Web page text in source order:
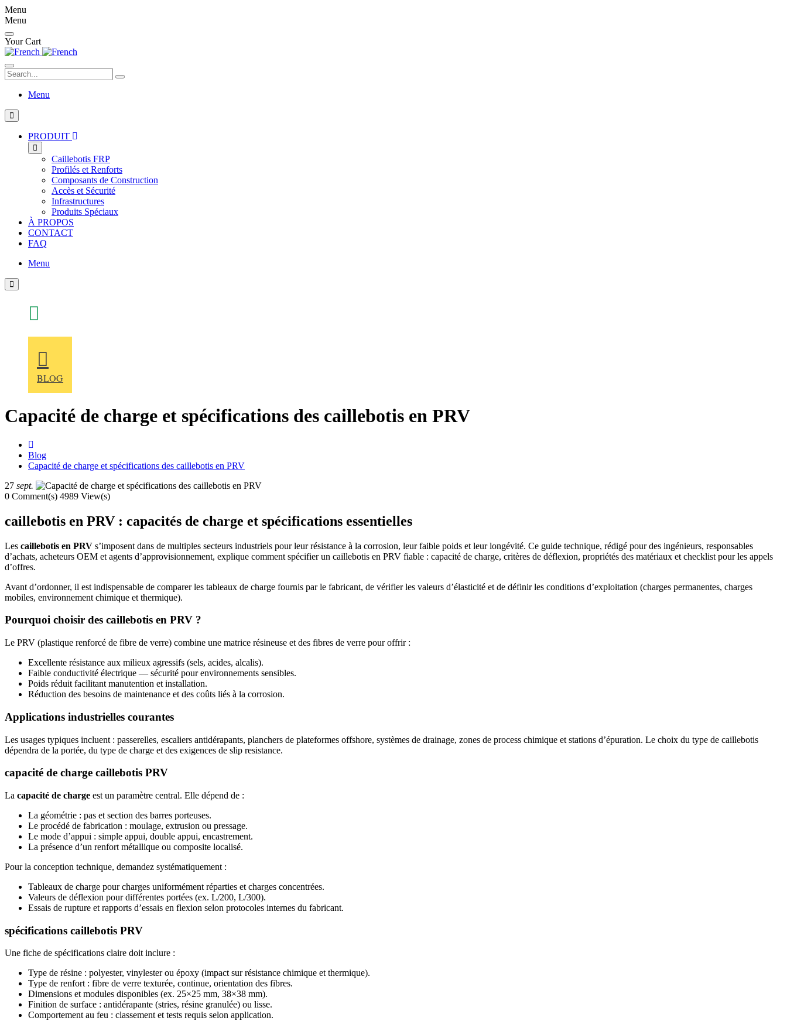
Menu
Menu
Your Cart
Search...
Menu
PRODUIT
Caillebotis FRP
Profilés et Renforts
Composants de Construction
Accès et Sécurité
Infrastructures
Produits Spéciaux
À PROPOS
CONTACT
FAQ
Menu
BLOG
Capacité de charge et spécifications des caillebotis en PRV
Blog
Capacité de charge et spécifications des caillebotis en PRV
27 sept.
0 Comment(s) 4989 View(s)
caillebotis en PRV : capacités de charge et spécifications essentielles
Les caillebotis en PRV s’imposent dans de multiples secteurs industriels pour leur résistance à la corrosion, leur faible poids et leur longévité. Ce guide technique, rédigé pour des ingénieurs, responsables
d’achats, acheteurs OEM et agents d’approvisionnement, explique comment spécifier un caillebotis en PRV fiable : capacité de charge, critères de déflexion, propriétés des matériaux et checklist pour les appels
d’offres.
Avant d’ordonner, il est indispensable de comparer les tableaux de charge fournis par le fabricant, de vérifier les valeurs d’élasticité et de définir les conditions d’exploitation (charges permanentes, charges
mobiles, environnement chimique et thermique).
Pourquoi choisir des caillebotis en PRV ?
Le PRV (plastique renforcé de fibre de verre) combine une matrice résineuse et des fibres de verre pour offrir :
Excellente résistance aux milieux agressifs (sels, acides, alcalis).
Faible conductivité électrique — sécurité pour environnements sensibles.
Poids réduit facilitant manutention et installation.
Réduction des besoins de maintenance et des coûts liés à la corrosion.
Applications industrielles courantes
Les usages typiques incluent : passerelles, escaliers antidérapants, planchers de plateformes offshore, systèmes de drainage, zones de process chimique et stations d’épuration. Le choix du type de caillebotis
dépendra de la portée, du type de charge et des exigences de slip resistance.
capacité de charge caillebotis PRV
La capacité de charge est un paramètre central. Elle dépend de :
La géométrie : pas et section des barres porteuses.
Le procédé de fabrication : moulage, extrusion ou pressage.
Le mode d’appui : simple appui, double appui, encastrement.
La présence d’un renfort métallique ou composite localisé.
Pour la conception technique, demandez systématiquement :
Tableaux de charge pour charges uniformément réparties et charges concentrées.
Valeurs de déflexion pour différentes portées (ex. L/200, L/300).
Essais de rupture et rapports d’essais en flexion selon protocoles internes du fabricant.
spécifications caillebotis PRV
Une fiche de spécifications claire doit inclure :
Type de résine : polyester, vinylester ou époxy (impact sur résistance chimique et thermique).
Type de renfort : fibre de verre texturée, continue, orientation des fibres.
Dimensions et modules disponibles (ex. 25×25 mm, 38×38 mm).
Finition de surface : antidérapante (stries, résine granulée) ou lisse.
Comportement au feu : classement et tests requis selon application.